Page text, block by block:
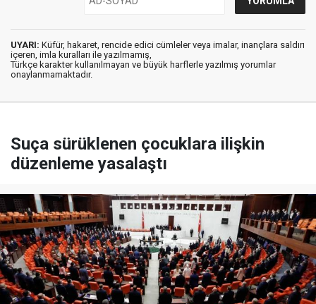
UYARI: Küfür, hakaret, rencide edici cümleler veya imalar, inançlara saldırı
içeren, imla kuralları ile yazılmamış,
Türkçe karakter kullanılmayan ve büyük harflerle yazılmış yorumlar
onaylanmamaktadır.
Suça sürüklenen çocuklara ilişkin
düzenleme yasalaştı